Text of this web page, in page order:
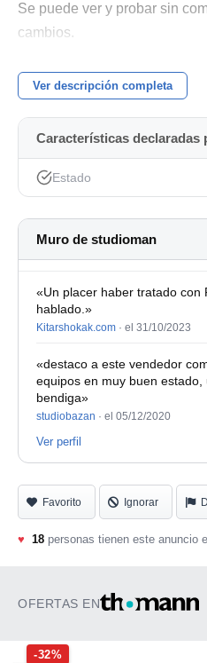
Se puede ver y probar sin
cambios.
Ver descripción completa
Características declaradas
Estado
Muro de studioman
«Un placer haber tratado con
hablado.»
Kitarshokak.com · el 31/10/2023
«destaco a este vendedor
equipos en muy buen
bendiga»
studiobazan · el 05/12/2020
Ver perfil
Favorito Ignorar
♥ 18 personas tienen este anuncio
OFERTAS EN
-32%